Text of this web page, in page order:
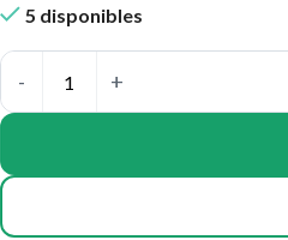
5 disponibles